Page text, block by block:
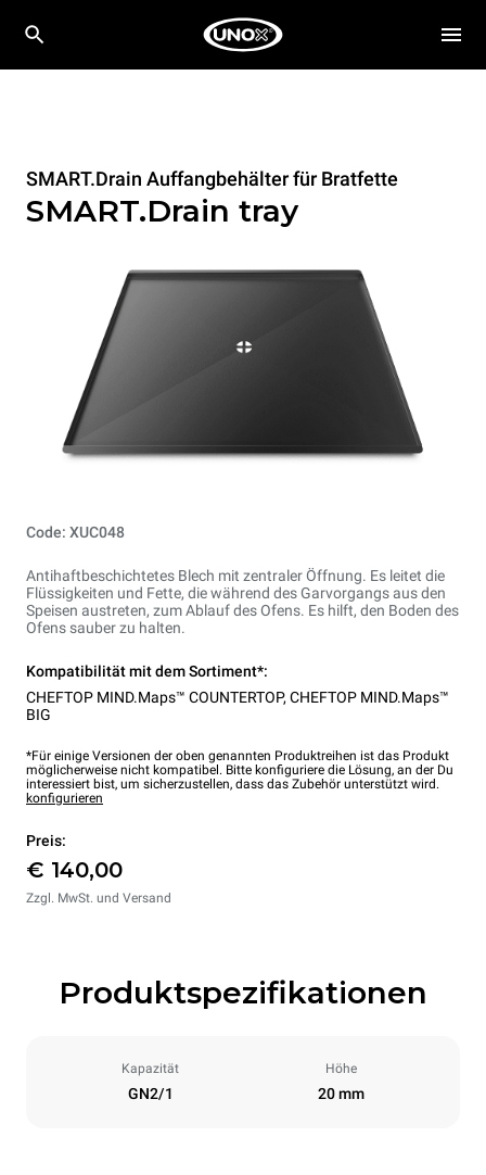
SMART.Drain Auffangbehälter für Bratfette
SMART.Drain tray
Code: XUC048
Antihaftbeschichtetes Blech mit zentraler Öffnung. Es leitet die
Flüssigkeiten und Fette, die während des Garvorgangs aus den
Speisen austreten, zum Ablauf des Ofens. Es hilft, den Boden des
Ofens sauber zu halten.
Kompatibilität mit dem Sortiment*:
CHEFTOP MIND.Maps™ COUNTERTOP, CHEFTOP MIND.Maps™
BIG
*Für einige Versionen der oben genannten Produktreihen ist das Produkt
möglicherweise nicht kompatibel. Bitte konfiguriere die Lösung, an der Du
interessiert bist, um sicherzustellen, dass das Zubehör unterstützt wird.
konfigurieren
Preis:
€ 140,00
Zzgl. MwSt. und Versand
Produktspezifikationen
Kapazität
GN2/1
Höhe
20 mm